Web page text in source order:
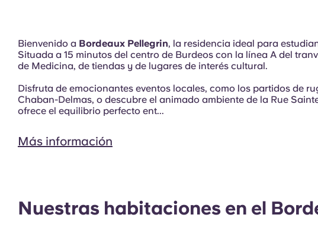
Bienvenido a Bordeaux Pellegrin, la residencia ideal para
Situada a 15 minutos del centro de Burdeos con la línea A del
de Medicina, de tiendas y de lugares de interés cultural.
Disfruta de emocionantes eventos locales, como los partidos de
Chaban-Delmas, o descubre el animado ambiente de la Rue
ofrece el equilibrio perfecto ent...
Más información
Nuestras habitaciones en el